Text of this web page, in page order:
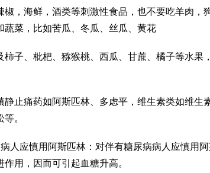
椒，海鲜，酒类等刺激性食品，也不要吃羊肉，
蔬菜，比如苦瓜、冬瓜、丝瓜、黄花
柿子、枇杷、猕猴桃、西瓜、甘蔗、橘子等水果
痛药如阿斯匹林、多虑平，维生素类如维生素
。
应慎用阿斯匹林：对伴有糖尿病病人应慎用阿
用，因而可引起血糖升高。